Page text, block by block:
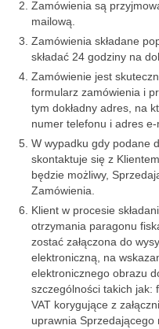
Zamówienia są
mailową.
Zamówienia składane
składać 24 godziny na
Zamówienie jest
formularz zamówienia i
tym dokładny adres, na
numer telefonu i adres e-
W wypadku gdy podane
skontaktuje się z
będzie możliwy,
Zamówienia.
Klient w procesie
otrzymania paragonu
zostać załączona do
elektroniczną, na
elektronicznego obrazu
szczególności takich jak:
VAT korygujące z
uprawnia